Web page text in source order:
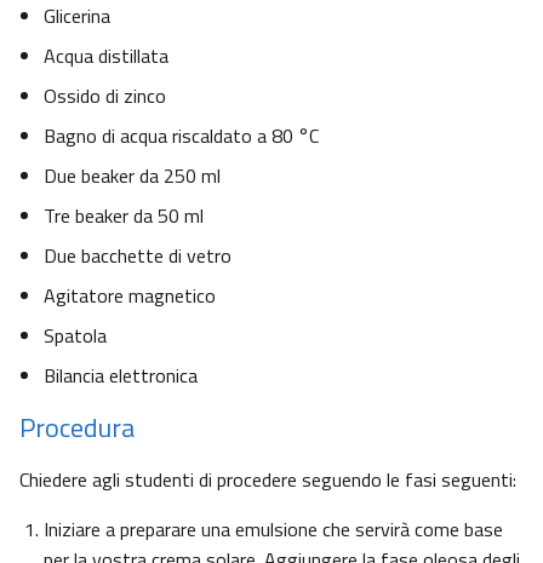
Glicerina
Acqua distillata
Ossido di zinco
Bagno di acqua riscaldato a 80 °C
Due beaker da 250 ml
Tre beaker da 50 ml
Due bacchette di vetro
Agitatore magnetico
Spatola
Bilancia elettronica
Procedura
Chiedere agli studenti di procedere seguendo le fasi seguenti:
Iniziare a preparare una emulsione che servirà come base